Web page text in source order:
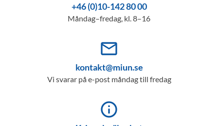
+46 (0)10-142 80 00
Måndag–fredag, kl. 8–16
mail_outline
kontakt@miun.se
Vi svarar på e-post måndag till fredag
info_outline